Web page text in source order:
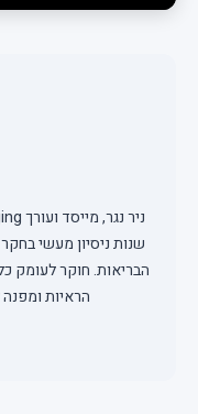
שנות ניסיון מעשי
הבריאות. חוקר לעומק
הראיות